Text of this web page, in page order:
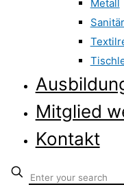
Metall
Mitglied
Kontakt